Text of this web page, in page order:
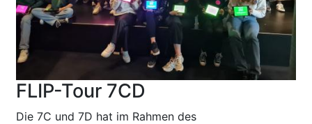
FLIP-Tour 7CD
Die 7C und 7D hat im Rahmen des